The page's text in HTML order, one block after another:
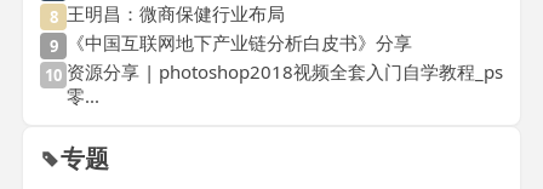
8 王明昌：微商保健行业布局
9 《中国互联网地下产业链分析白皮书》分享
10 资源分享 | photoshop2018视频全套入门自学教程_ps
零...
专题